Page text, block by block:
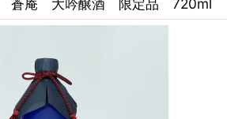
蒼庵 大吟醸酒 限定品 720ml